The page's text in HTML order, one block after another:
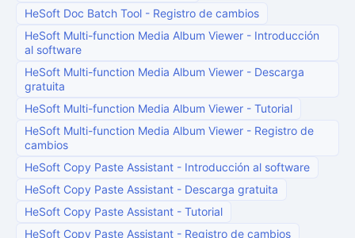
HeSoft Doc Batch Tool - Registro de cambios
HeSoft Multi-function Media Album Viewer - Introducción
al software
HeSoft Multi-function Media Album Viewer - Descarga
gratuita
HeSoft Multi-function Media Album Viewer - Tutorial
HeSoft Multi-function Media Album Viewer - Registro de
cambios
HeSoft Copy Paste Assistant - Introducción al software
HeSoft Copy Paste Assistant - Descarga gratuita
HeSoft Copy Paste Assistant - Tutorial
HeSoft Copy Paste Assistant - Registro de cambios